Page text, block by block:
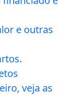
e outras
veja as